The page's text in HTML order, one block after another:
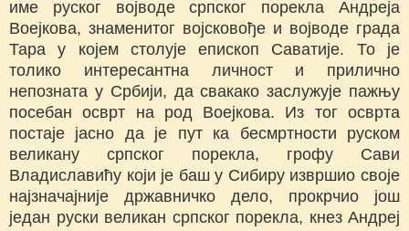
име руског војводе српског порекла Андреја
Воејкова, знаменитог војсковође и војводе града
Тара у којем столује епископ Саватије. То је
толико интересантна личност и прилично
непозната у Србији, да свакако заслужује пажњу
посебан осврт на род Воејкова. Из тог осврта
постаје јасно да је пут ка бесмртности руском
великану српског порекла, грофу Сави
Владиславићу који је баш у Сибиру извршио своје
најзначајније државничко дело, прокрчио још
један руски великан српског порекла, кнез Андреј